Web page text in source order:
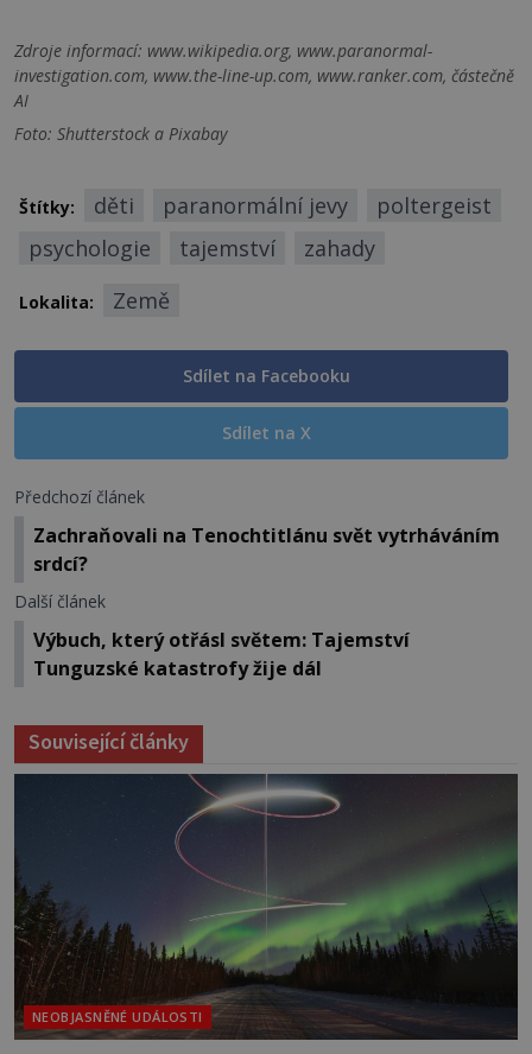
Zdroje informací: www.wikipedia.org, www.paranormal-
investigation.com, www.the-line-up.com, www.ranker.com, částečně
AI
Foto: Shutterstock a Pixabay
Štítky: děti paranormální jevy
poltergeist
psychologie
tajemství zahady
Lokalita: Země
Sdílet na Facebooku
Sdílet na X
Předchozí článek
Zachraňovali na Tenochtitlánu svět vytrháváním
srdcí?
Další článek
Výbuch, který otřásl světem: Tajemství
Tunguzské katastrofy žije dál
Související články
NEOBJASNĚNÉ UDÁLOSTI